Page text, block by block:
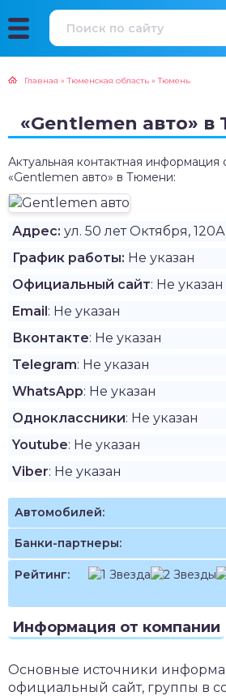
Главная » Тюменская область » Тюмень
«Gentlemen авто»
Актуальная контактная информация
«Gentlemen авто» в Тюмени:
Адрес: ул. 50 лет Октября,
График работы: Не указан
Официальный сайт: Не указан
Email: Не указан
Вконтакте: Не указан
Telegram: Не указан
WhatsApp: Не указан
Одноклассники: Не указан
Youtube: Не указан
Viber: Не указан
Автомобилей:
Банки-партнеры:
Рейтинг:
Информация от компании
Основные источники
официальный сайт, группы в